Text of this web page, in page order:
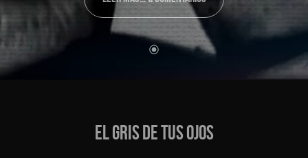
EL GRIS DE TUS OJOS